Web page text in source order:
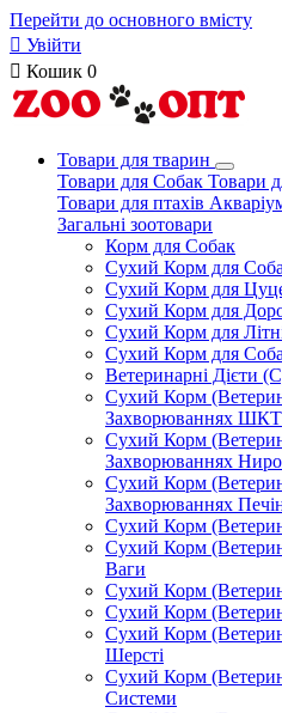
Перейти до основного вмісту
 Увійти
 Кошик 0
Товари для тварин
Товари для Собак Товари
Товари для птахів
Загальні зоотовари
Корм для Собак
Сухий Корм для
Сухий Корм для
Сухий Корм для
Сухий Корм для
Сухий Корм для
Ветеринарні Дієти
Сухий Корм
Захворюваннях ШКТ
Сухий Корм
Захворюваннях
Сухий Корм
Захворюваннях
Сухий Корм
Сухий Корм
Ваги
Сухий Корм
Сухий Корм
Сухий Корм
Шерсті
Сухий Корм
Системи